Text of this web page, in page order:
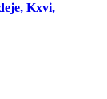
Kxvi,